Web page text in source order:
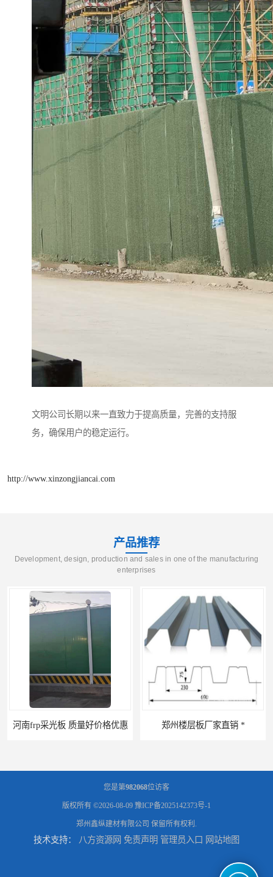
文明公司长期以来一直致力于提高质量，完善的支持服
务，确保用户的稳定运行。
http://www.xinzongjiancai.com
产品推荐
Development, design, production and sales in one of the manufacturing
enterprises
量好价格优惠 郑州楼层板厂家直销 *
您是第982068位访客
版权所有 ©2026-08-09 豫ICP备2025142373号-1
郑州鑫纵建材有限公司 保留所有权利.
技术支持： 八方资源网 免责声明 管理员入口 网站地图